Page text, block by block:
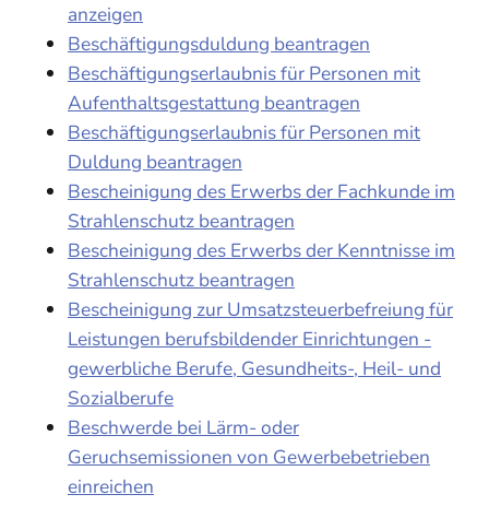
anzeigen
Beschäftigungsduldung beantragen
Beschäftigungserlaubnis für Personen mit
Aufenthaltsgestattung beantragen
Beschäftigungserlaubnis für Personen mit
Duldung beantragen
Bescheinigung des Erwerbs der Fachkunde im
Strahlenschutz beantragen
Bescheinigung des Erwerbs der Kenntnisse im
Strahlenschutz beantragen
Bescheinigung zur Umsatzsteuerbefreiung für
Leistungen berufsbildender Einrichtungen -
gewerbliche Berufe, Gesundheits-, Heil- und
Sozialberufe
Beschwerde bei Lärm- oder
Geruchsemissionen von Gewerbebetrieben
einreichen